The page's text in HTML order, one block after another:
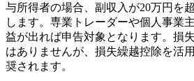
与所得者の場合、副収入が20万円を
します。専業トレーダーや個人事業
益が出れば申告対象となります。損
はありませんが、損失繰越控除を活
奨されます。